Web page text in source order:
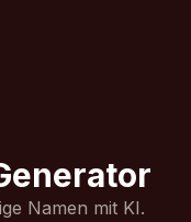
Namen mit KI.